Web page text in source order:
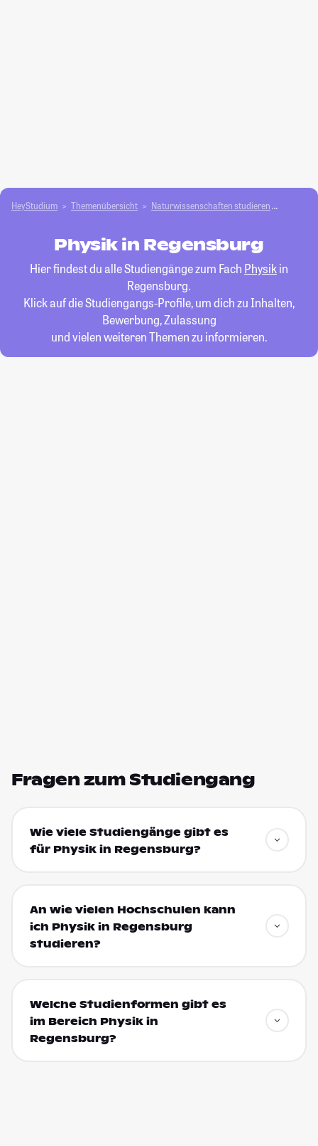
HeyStudium Themenübersicht Natur­wissenschaften studieren
Physik in Regensburg
Hier findest du alle Studiengänge zum Fach Physikin
Regensburg.
Klick auf die Studiengangs-Profile, um dich zu Inhalten,
Bewerbung, Zulassung
und vielen weiteren Themen zu informieren.
Fragen zum Studiengang
Wie viele Studiengänge gibt es
für Physik in Regensburg?
An wie vielen Hochschulen kann
ich Physik in Regensburg
studieren?
Welche Studienformen gibt es
im Bereich Physik in
Regensburg?